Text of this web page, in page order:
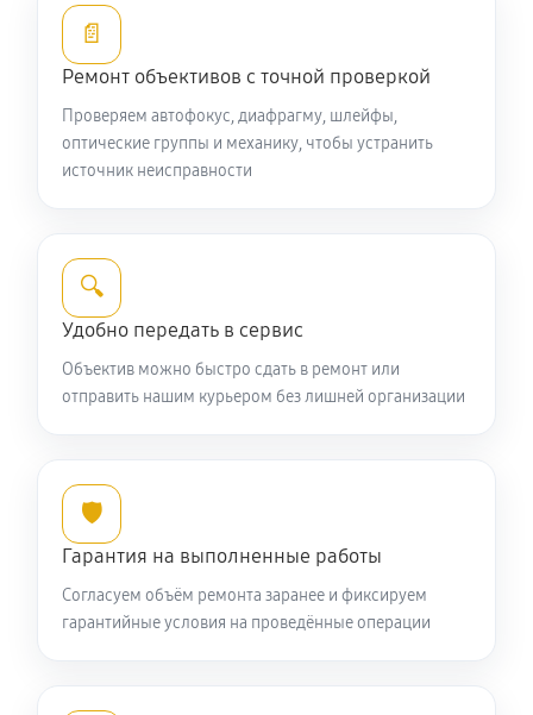
Устранение механических повреждений
Ремонт электроники объектива Nikon 180mm
f/2.8D ED-IF AF Nikkor
990 руб
Ремонт передней линзы объектива
880 руб 60 минут
Ремонт кольца зуммирования
440 руб 60 минут
Разблокировка заклинивания
📄
Ремонт объективов с точной проверкой
Проверяем автофокус, диафрагму, шлейфы,
оптические группы и механику, чтобы устранить
источник неисправности
🔍
Удобно передать в сервис
Объектив можно быстро сдать в ремонт или
отправить нашим курьером без лишней организации
🛡️
Гарантия на выполненные работы
Согласуем объём ремонта заранее и фиксируем
гарантийные условия на проведённые операции